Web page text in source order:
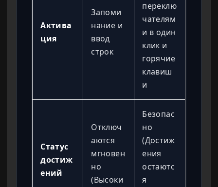
Актива
ция
Запоми
нание и
ввод
строк
переклю
чателям
и в один
клик и
горячие
клавиш
и
Статус
достиж
ений
Отключ
аются
мгновен
но
(Высоки
Безопас
но
(Достиж
ения
остаютс
я